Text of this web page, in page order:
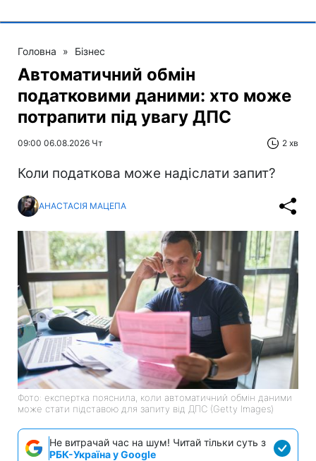
Головна » Бізнес
Автоматичний обмін
податковими даними: хто може
потрапити під увагу ДПС
09:00 06.08.2026 Чт 2 хв
Коли податкова може надіслати запит?
АНАСТАСІЯ МАЦЕПА
Фото: експертка пояснила, коли автоматичний обмін даними
може стати підставою для запиту від ДПС (Getty Images)
Не витрачай час на шум! Читай тільки суть з
РБК-Україна у Google